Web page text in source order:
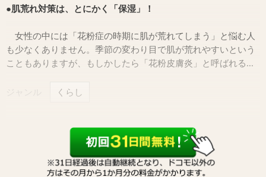
●肌荒れ対策は、とにかく「保湿」！
女性の中には「花粉症の時期に肌が荒れてしまう」と悩む人
も少なくありません。季節の変わり目で肌が荒れやすいという
こともありますが、もしかしたら「花粉皮膚炎」と呼ばれる...
くらし